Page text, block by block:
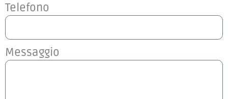
Telefono
Messaggio